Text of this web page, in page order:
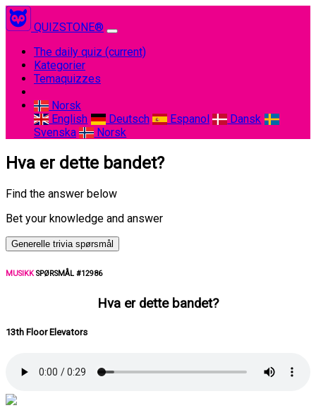
QUIZSTONE®
The daily quiz (current)
Kategorier
Temaquizzes
Norsk
English
Deutsch Espanol
Dansk
Svenska
Norsk
Hva er dette bandet?
Find the answer below
Bet your knowledge and answer
Generelle trivia spørsmål
MUSIKKSPØRSMÅL #12986
Hva er dette bandet?
13th Floor Elevators